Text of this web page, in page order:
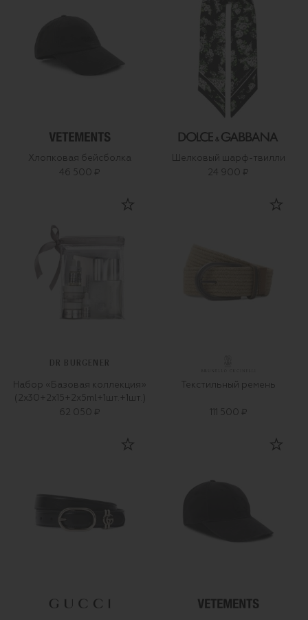
Хлопковая бейсболка
46 500 ₽
Шелковый шарф-твилли
24 900 ₽
DR BURGENER
Набор «Базовая коллекция»
(2x30+2x15+2x5ml+1шт.+1шт.)
62 050 ₽
Текстильный ремень
111 500 ₽